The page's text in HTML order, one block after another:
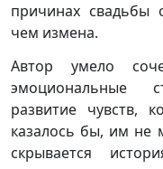
причинах свадьбы
чем измена.
Автор умело
эмоциональные
развитие чувств,
казалось бы, им не
скрывается